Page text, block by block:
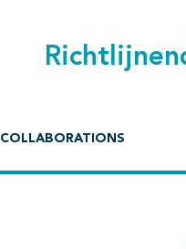
COLLABORATIONS